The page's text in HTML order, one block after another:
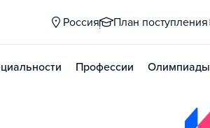
Россия План поступления
Профессии Олимпиады